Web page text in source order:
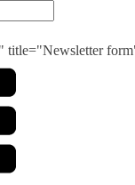
title="Newsletter